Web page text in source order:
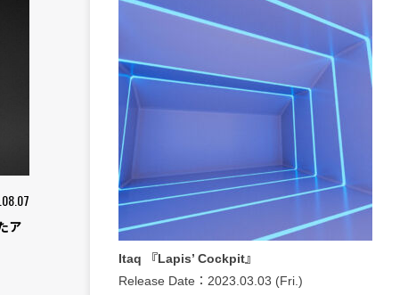
ア
Itaq 『Lapis’ Cockpit』
Release Date：2023.03.03 (Fri.)